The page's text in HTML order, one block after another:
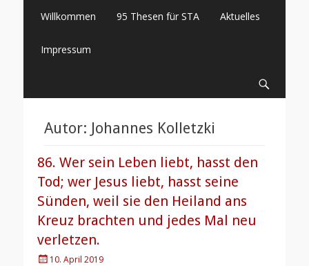
Primäres
zum
Willkommen 95 Thesen für STA Aktuelles
Impressum
Autor: Johannes Kolletzki
86. Wer sein Leben liebt, hasst den
Tod; wer Jesus liebt, hasst seine
Sünden, weil sie den Heiland ans
Kreuz brachten und jedes Mal neu
verletzen.
Posted10. April 2019